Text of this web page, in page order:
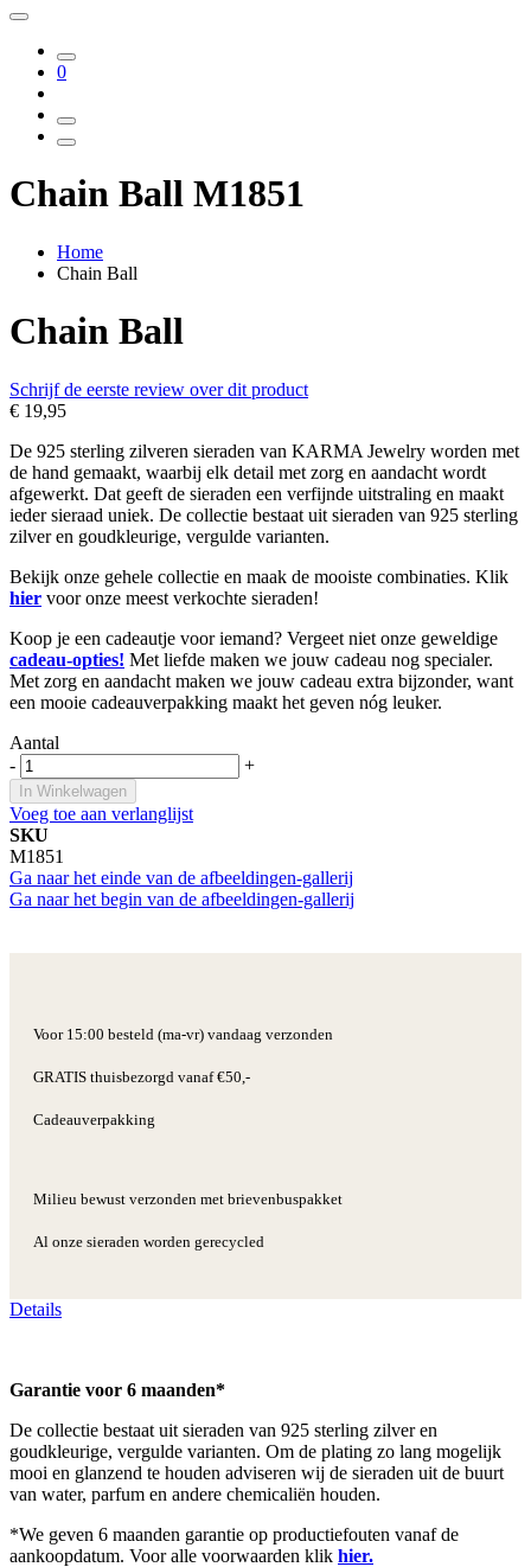
0
Chain Ball M1851
Home
Chain Ball
Chain Ball
Schrijf de eerste review over dit product
€ 19,95
De 925 sterling zilveren sieraden van KARMA Jewelry worden met
de hand gemaakt, waarbij elk detail met zorg en aandacht wordt
afgewerkt. Dat geeft de sieraden een verfijnde uitstraling en maakt
ieder sieraad uniek. De collectie bestaat uit sieraden van 925 sterling
zilver en goudkleurige, vergulde varianten.
Bekijk onze gehele collectie en maak de mooiste combinaties. Klik
hier voor onze meest verkochte sieraden!
Koop je een cadeautje voor iemand? Vergeet niet onze geweldige
cadeau-opties! Met liefde maken we jouw cadeau nog specialer.
Met zorg en aandacht maken we jouw cadeau extra bijzonder, want
een mooie cadeauverpakking maakt het geven nóg leuker.
Aantal
-
+
In Winkelwagen
Voeg toe aan verlanglijst
SKU
M1851
Ga naar het einde van de afbeeldingen-gallerij
Ga naar het begin van de afbeeldingen-gallerij
Voor 15:00 besteld (ma-vr) vandaag verzonden
GRATIS thuisbezorgd vanaf €50,-
Cadeauverpakking
Milieu bewust verzonden met brievenbuspakket
Al onze sieraden worden gerecycled
Details
Garantie voor 6 maanden*
De collectie bestaat uit sieraden van 925 sterling zilver en
goudkleurige, vergulde varianten. Om de plating zo lang mogelijk
mooi en glanzend te houden adviseren wij de sieraden uit de buurt
van water, parfum en andere chemicaliën houden.
*We geven 6 maanden garantie op productiefouten vanaf de
aankoopdatum. Voor alle voorwaarden klik hier.